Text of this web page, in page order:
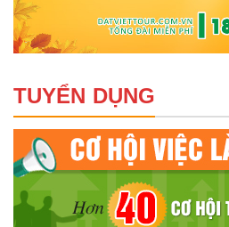
TUYỂN DỤNG